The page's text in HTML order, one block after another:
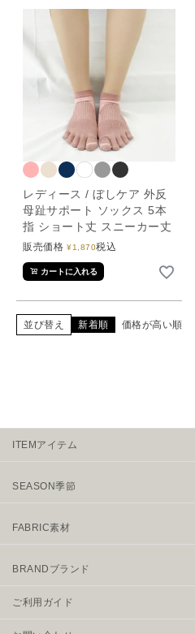
レディース / ぼしケア 外反
母趾サポート ソックス 5本
指 ショート丈 スニーカー丈
販売価格 ¥1,870税込
カートに入れる
並び替え 新着順 価格が高い順
ITEMアイテム
SEASON季節
FABRIC素材
BRANDブランド
ご利用ガイド